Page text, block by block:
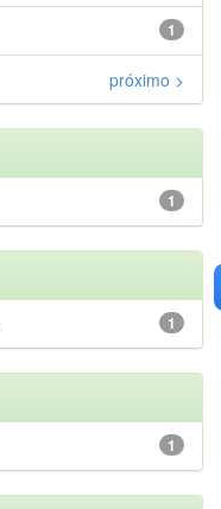
1
próximo >
1
1
1